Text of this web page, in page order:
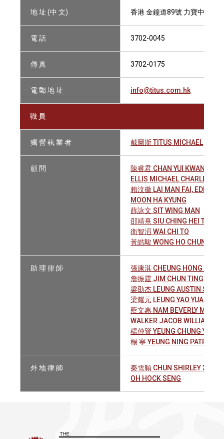
地 址 (中 文) 香港 金鐘道89號 力寶中心1
電 話 3702-0045
傳 真 3702-0175
電 郵 地 址 info@titus.com.hk
職 員
獨 營 執 業 者 戴圖斯 TITUS MICHAEL
顧 問
陳睿君 CHAN YUI KWAN
ELLIS MICHAEL CHARLES
賴汶徽 LAI MAN FAI, EDMOND
MOON HA KYUNG
薛詠文 SIT WING MAN
邵靖熹 SIU CHING HEI
衛智滔 WAI CHI TO
黃皓駿 WONG HO CHUN
助 理 律 師
張康淇 CHEUNG HONG KEI
詹振霆 JIM CHUN TING
梁劭杰 LEUNG AUSTIN SIU
梁耀元 LEUNG YAO YUAN
藍文惠 NAM BEVERLY MAN
WALKER JACOB WILLIAM
楊仲賢 YEUNG CHUNG YIN
楊 寧 YEUNG NING PATRICIA
外 地 律 師
秦雪穎 CHUN SHIRLEY XUE-
OH HOCK SENG